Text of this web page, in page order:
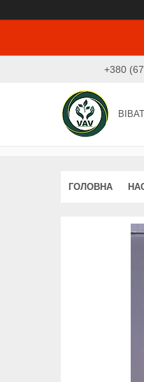
+380
ГОЛОВНА